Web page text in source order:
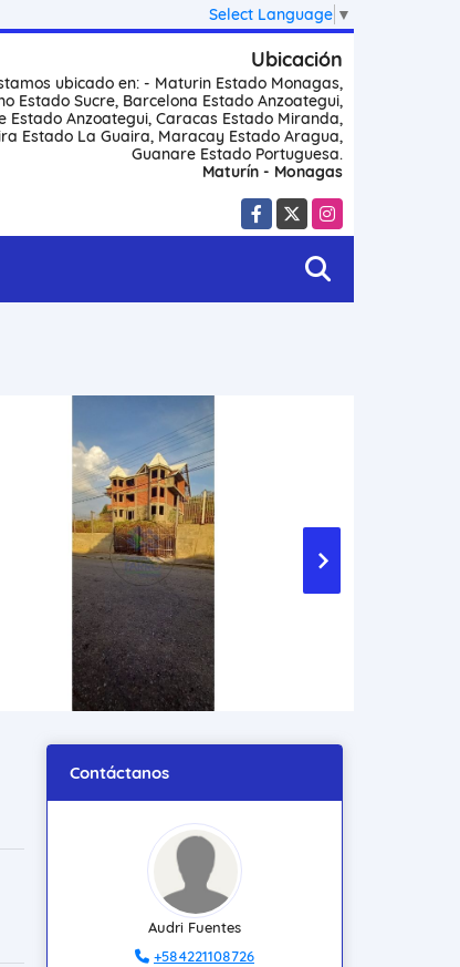
Select Language ▼
Ubicación
ubicado en: - Maturin Estado Monagas,
Estado Sucre, Barcelona Estado Anzoategui,
Estado Anzoategui, Caracas Estado Miranda,
Estado La Guaira, Maracay Estado Aragua,
Guanare Estado Portuguesa.
Maturín - Monagas
Facebook
X Instagram
Contáctanos
Audri Fuentes
+584221108726